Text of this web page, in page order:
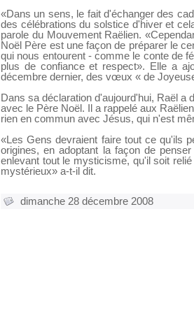
«Dans un sens, le fait d'échanger des
des célébrations du solstice d'hiver et
parole du Mouvement Raëlien.
Noël Père est une façon de préparer le
qui nous entourent - comme le conte de
plus de confiance et respect». Elle a
décembre dernier, des vœux « de
Dans sa déclaration d'aujourd'hui, Raël a
avec le Père Noël. Il a rappelé aux
rien en commun avec Jésus, qui n'est
«Les Gens devraient faire tout ce qu'ils
origines, en adoptant la façon de
enlevant tout le mysticisme, qu'il soit
mystérieux» a-t-il dit.
dimanche 28 décembre 2008